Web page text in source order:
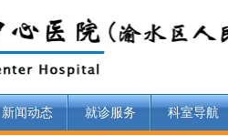
新闻动态 就诊服务 科室导航